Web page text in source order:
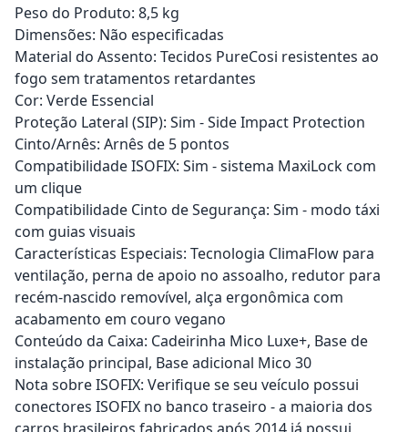
Peso do Produto: 8,5 kg
Dimensões: Não especificadas
Material do Assento: Tecidos PureCosi resistentes ao
fogo sem tratamentos retardantes
Cor: Verde Essencial
Proteção Lateral (SIP): Sim - Side Impact Protection
Cinto/Arnês: Arnês de 5 pontos
Compatibilidade ISOFIX: Sim - sistema MaxiLock com
um clique
Compatibilidade Cinto de Segurança: Sim - modo táxi
com guias visuais
Características Especiais: Tecnologia ClimaFlow para
ventilação, perna de apoio no assoalho, redutor para
recém-nascido removível, alça ergonômica com
acabamento em couro vegano
Conteúdo da Caixa: Cadeirinha Mico Luxe+, Base de
instalação principal, Base adicional Mico 30
Nota sobre ISOFIX: Verifique se seu veículo possui
conectores ISOFIX no banco traseiro - a maioria dos